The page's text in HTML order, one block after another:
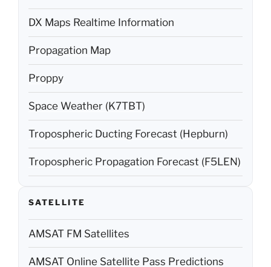
DX Maps Realtime Information
Propagation Map
Proppy
Space Weather (K7TBT)
Tropospheric Ducting Forecast (Hepburn)
Tropospheric Propagation Forecast (F5LEN)
AMSAT FM Satellites
AMSAT Online Satellite Pass Predictions